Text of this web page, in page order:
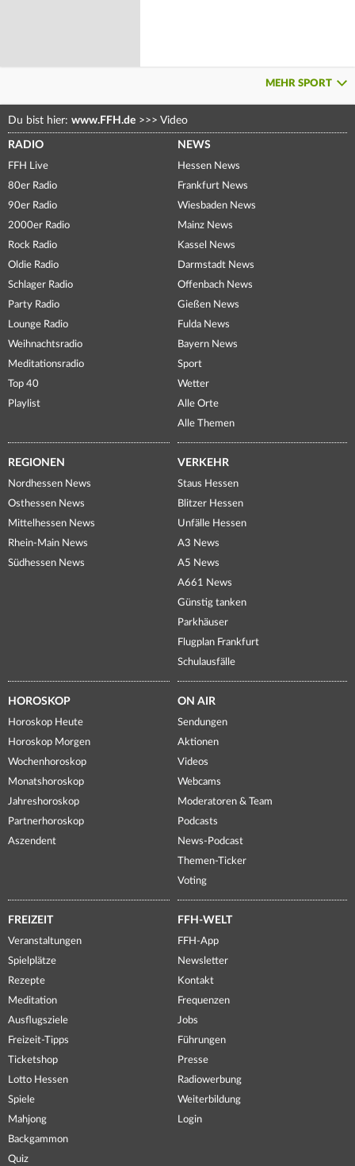
MEHR SPORT
Du bist hier: www.FFH.de >>> Video
RADIO
FFH Live
80er Radio
90er Radio
2000er Radio
Rock Radio
Oldie Radio
Schlager Radio
Party Radio
Lounge Radio
Weihnachtsradio
Meditationsradio
Top 40
Playlist
NEWS
Hessen News
Frankfurt News
Wiesbaden News
Mainz News
Kassel News
Darmstadt News
Offenbach News
Gießen News
Fulda News
Bayern News
Sport
Wetter
Alle Orte
Alle Themen
REGIONEN
Nordhessen News
Osthessen News
Mittelhessen News
Rhein-Main News
Südhessen News
VERKEHR
Staus Hessen
Blitzer Hessen
Unfälle Hessen
A3 News
A5 News
A661 News
Günstig tanken
Parkhäuser
Flugplan Frankfurt
Schulausfälle
HOROSKOP
Horoskop Heute
Horoskop Morgen
Wochenhoroskop
Monatshoroskop
Jahreshoroskop
Partnerhoroskop
Aszendent
ON AIR
Sendungen
Aktionen
Videos
Webcams
Moderatoren & Team
Podcasts
News-Podcast
Themen-Ticker
Voting
FREIZEIT
Veranstaltungen
Spielplätze
Rezepte
Meditation
Ausflugsziele
Freizeit-Tipps
Ticketshop
Lotto Hessen
Spiele
Mahjong
Backgammon
Quiz
FFH-WELT
FFH-App
Newsletter
Kontakt
Frequenzen
Jobs
Führungen
Presse
Radiowerbung
Weiterbildung
Login